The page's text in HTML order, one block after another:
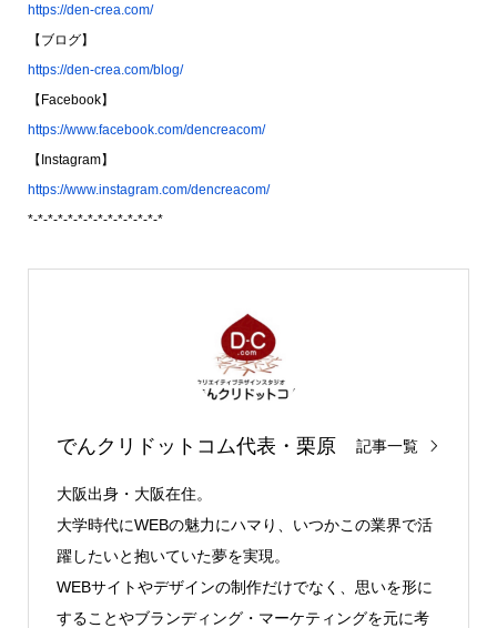
https://den-crea.com/
【ブログ】
https://den-crea.com/blog/
【Facebook】
https://www.facebook.com/dencreacom/
【Instagram】
https://www.instagram.com/dencreacom/
*-*-*-*-*-*-*-*-*-*-*-*-*-*
でんクリドットコム代表・栗原 記事一覧
大阪出身・大阪在住。
大学時代にWEBの魅力にハマり、いつかこの業界で活
躍したいと抱いていた夢を実現。
WEBサイトやデザインの制作だけでなく、思いを形に
することやブランディング・マーケティングを元に考